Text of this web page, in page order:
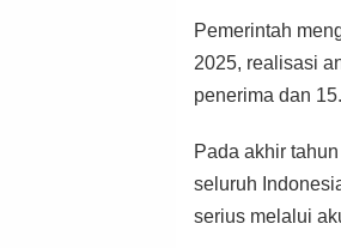
Pemerintah
2025, realisasi
penerima dan
Pada akhir
seluruh
serius melalui